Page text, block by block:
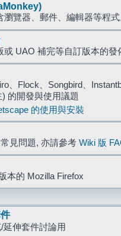
瀏覽器、郵件、編輯器等程
或 UAO 補完等自訂版本的發
、Flock、Songbird、
的開發與使用議題
的使用與安裝
見問題, 亦請參考 Wiki 版
本的 Mozilla Firefox
延伸套件討論用